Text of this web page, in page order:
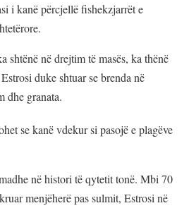
i kanë përcjellë fishekzjarrët e
shtënë në drejtim të masës, ka thënë
duke shtuar se brenda në
dhe granata.
se kanë vdekur si pasojë e plagëve
në histori të qytetit tonë. Mbi 70
menjëherë pas sulmit, Estrosi në